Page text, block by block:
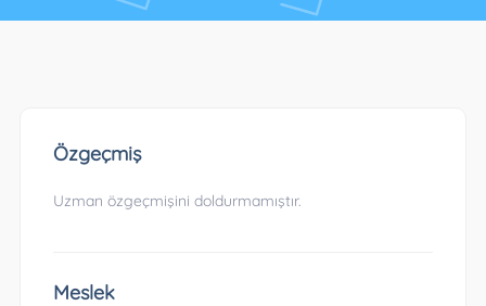
Özgeçmiş
Uzman özgeçmişini doldurmamıştır.
Meslek